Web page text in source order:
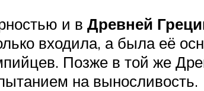
и в Древней
входила, а была её
Позже в той же
на выносливость.